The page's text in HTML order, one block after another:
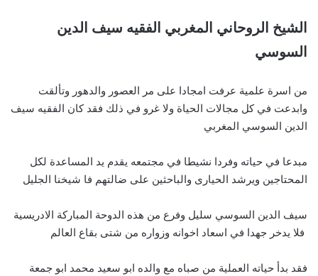
الشيخ الروحاني المغربي الفقيه سيف الدين
السوسي
من اسرة علمية عرفت امجادا على مر العصور والدهور وتألقت
وابدعت في كل مجالات الحياة ولا غرو في ذلك فقد كان الفقيه سيف
الدين السوسي المغربي
مبدعا في حياته وفردا نشيطا في مجتمعه يقدم يد المساعدة لكل
المحتاجين ويرشد الحيارى والباحثين على ضالتهم فا شيخنا الجليل
سيف الدين السوسي سليل وفرع من هذه الدوحة المباركة الادريسية
فلا يدخر جهدا في اسعاد اخوانه وزواره من شتى بقاع العالم
فقد بدأ حياته العملية من صباه مع والده ابو سعيد محمد ابو جمعة